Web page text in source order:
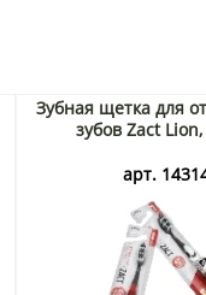
Зубная щетка для
зубов Zact
арт.